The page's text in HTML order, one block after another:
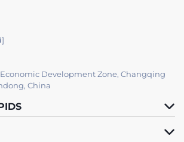
Economic Development Zone, Changqing
China